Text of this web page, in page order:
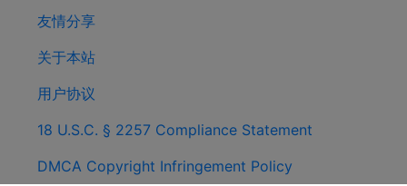
友情分享
关于本站
用户协议
18 U.S.C. § 2257 Compliance Statement
DMCA Copyright Infringement Policy